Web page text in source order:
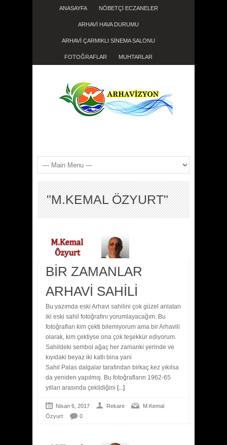
ANASAYFA NÖBETÇİ ECZANELER
ARHAVİ HAVA DURUMU
ARHAVİ ÇARMIKLI SİNEMA SALONU
FOTOĞRAFLAR MUHTARLAR
"M.KEMAL ÖZYURT"
BİR ZAMANLAR
ARHAVİ SAHİLİ
Bu yazımda eski Arhavi sahilini çok güzel anlatan
iki eski sahil fotoğrafını yorumlayacağım. Bu
fotoğrafları kim çekti bilemiyorum ama bir Arhavili
olarak, kim çektiyse ona çok teşekkür ediyorum.
Sahildeki sembol ağaç her zamanki yerinde ve
kıyıdaki beyaz iki katlı bina yani
Sahil Palas dalgalar tarafından birkaç kez yıkılsa
da yeniden yapılmış. Bu fotoğrafların 1962-65
yılları arasında çekildiğini [...]
Nisan 6, 2017 Rekare
M.Kemal
Özyurt
0